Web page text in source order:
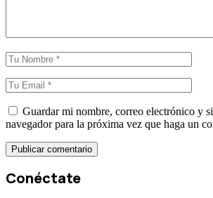
Guardar mi nombre, correo electrónico y
navegador para la próxima vez que haga un
Conéctate